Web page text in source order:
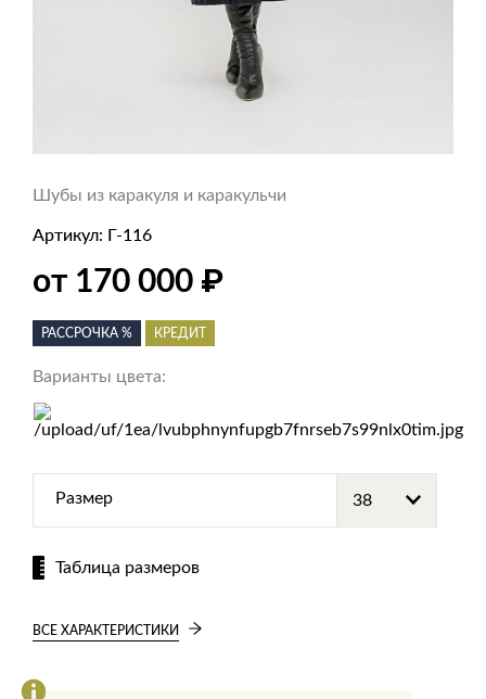
Шубы из каракуля и каракульчи
Артикул: Г-116
от 170 000 ₽
РАССРОЧКА % КРЕДИТ
Варианты цвета:
Размер
Таблица размеров
ВСЕ ХАРАКТЕРИСТИКИ